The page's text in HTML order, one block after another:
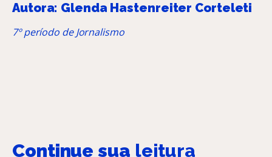
Autora: Glenda Hastenreiter Corteleti
7º período de Jornalismo
Continue sua leitura